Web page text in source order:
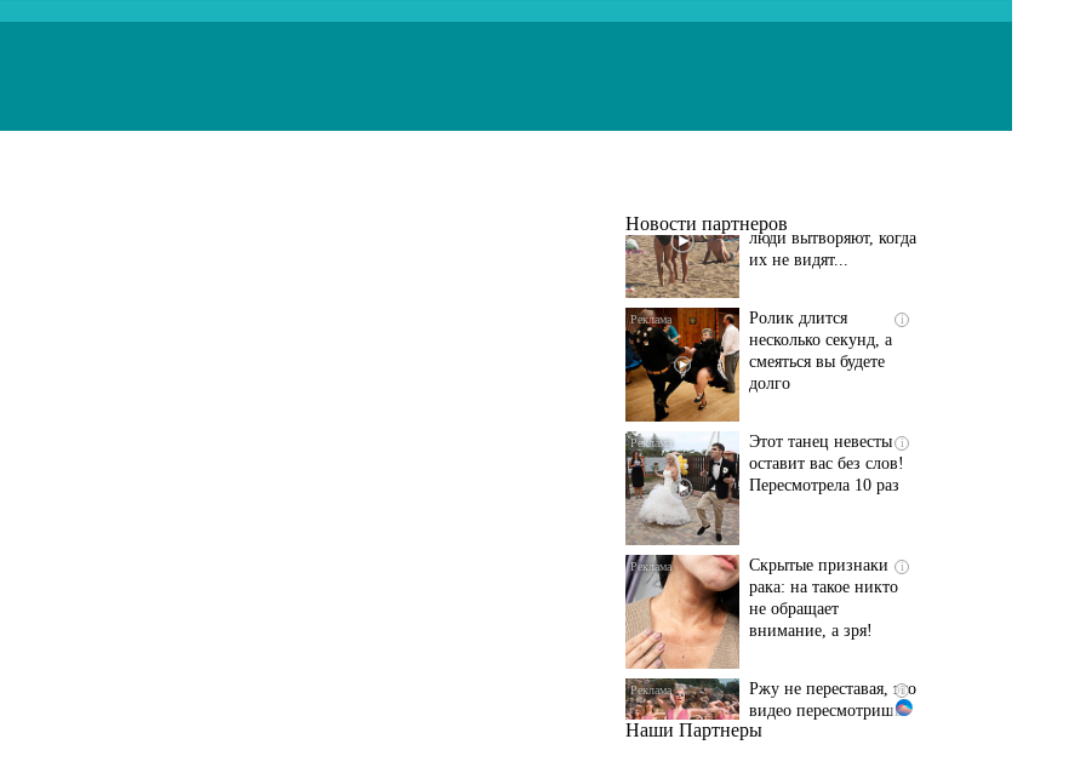
Новости партнеров
i
Ролик длится
несколько секунд, а
долго
Этот танец невесты
оставит вас без слов!
Скрытые признаки
внимание, а зря!
Ржу не переставая, это
видео пересмотришь
Ролик длится пару
Наши Партнеры